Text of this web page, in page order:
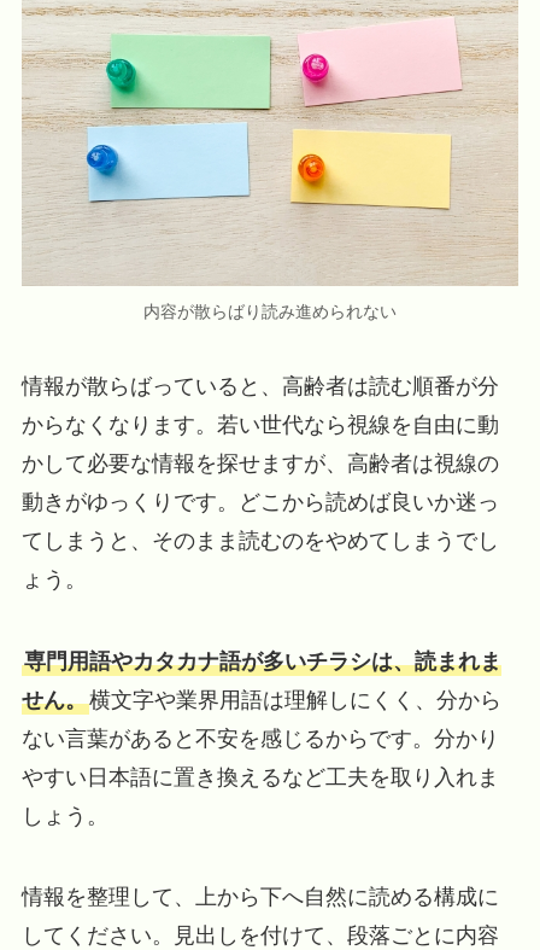
内容が散らばり読み進められない
情報が散らばっていると、高齢者は読む順番が分
からなくなります。若い世代なら視線を自由に動
かして必要な情報を探せますが、高齢者は視線の
動きがゆっくりです。どこから読めば良いか迷っ
てしまうと、そのまま読むのをやめてしまうでし
ょう。
専門用語やカタカナ語が多いチラシは、読まれま
せん。横文字や業界用語は理解しにくく、分から
ない言葉があると不安を感じるからです。分かり
やすい日本語に置き換えるなど工夫を取り入れま
しょう。
情報を整理して、上から下へ自然に読める構成に
してください。見出しを付けて、段落ごとに内容